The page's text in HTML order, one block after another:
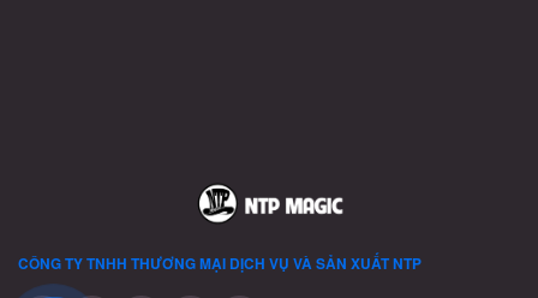
CÔNG TY TNHH THƯƠNG MẠI DỊCH VỤ VÀ SẢN XUẤTNTP